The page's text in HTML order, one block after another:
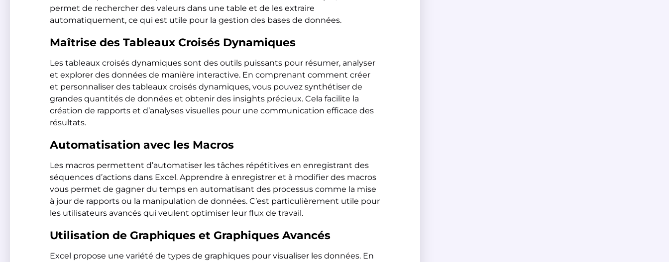
permet de rechercher des valeurs dans une table et de les extraire
automatiquement, ce qui est utile pour la gestion des bases de données.
Maîtrise des Tableaux Croisés Dynamiques
Les tableaux croisés dynamiques sont des outils puissants pour résumer, analyser
et explorer des données de manière interactive. En comprenant comment créer
et personnaliser des tableaux croisés dynamiques, vous pouvez synthétiser de
grandes quantités de données et obtenir des insights précieux. Cela facilite la
création de rapports et d’analyses visuelles pour une communication efficace des
résultats.
Automatisation avec les Macros
Les macros permettent d’automatiser les tâches répétitives en enregistrant des
séquences d’actions dans Excel. Apprendre à enregistrer et à modifier des macros
vous permet de gagner du temps en automatisant des processus comme la mise
à jour de rapports ou la manipulation de données. C’est particulièrement utile pour
les utilisateurs avancés qui veulent optimiser leur flux de travail.
Utilisation de Graphiques et Graphiques Avancés
Excel propose une variété de types de graphiques pour visualiser les données. En